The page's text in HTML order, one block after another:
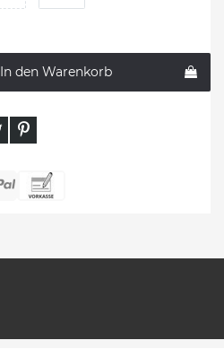
In den Warenkorb